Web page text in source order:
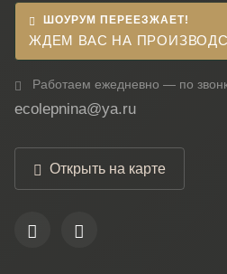
ШОУРУМ ПЕРЕЕЗЖАЕТ!
ЖДЕМ ВАС НА
Работаем ежедневно — по
ecolepnina@ya.ru
Открыть на карте